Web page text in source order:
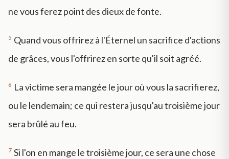
ne vous ferez point des dieux de fonte.
5 Quand vous offrirez à l'Éternel un sacrifice d'actions
de grâces, vous l'offrirez en sorte qu'il soit agréé.
6 La victime sera mangée le jour où vous la sacrifierez,
ou le lendemain; ce qui restera jusqu'au troisième jour
sera brûlé au feu.
7 Si l'on en mange le troisième jour, ce sera une chose